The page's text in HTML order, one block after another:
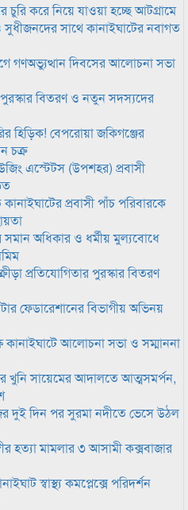
করে নিয়ে যাওয়া হচ্ছে আটগ্রামে
সাথে কানাইঘাটের নবাগত
গণঅভ্যুত্থান দিবসের আলোচনা সভা
পুরস্কার বিতরণ ও নতুন সদস্যদের
হিড়িক! বেপরোয়া জকিগঞ্জের
চক্র
এস্টেটস (উপশহর) প্রবাসী
প্রবাসী পাঁচ পরিবারকে
অধিকার ও ধর্মীয় মুল্যবোধে
প্রতিযোগিতার পুরস্কার বিতরণ
ফেডারেশানের বিভাগীয় অভিনয়
কানাইঘাটে আলোচনা সভা ও সম্মাননা
খুনি সায়েমের আদালতে আত্মসমর্পন,
দুই দিন পর সুরমা নদীতে ভেসে উঠল
হত্যা মামলার ৩ আসামী কক্সবাজার
স্বাস্থ্য কমপ্লেক্সে পরিদর্শন